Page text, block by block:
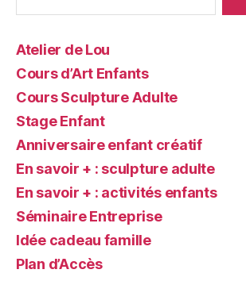
Atelier de Lou
Cours d’Art Enfants
Cours Sculpture Adulte
Stage Enfant
Anniversaire enfant créatif
En savoir + : sculpture adulte
En savoir + : activités enfants
Séminaire Entreprise
Idée cadeau famille
Plan d’Accès